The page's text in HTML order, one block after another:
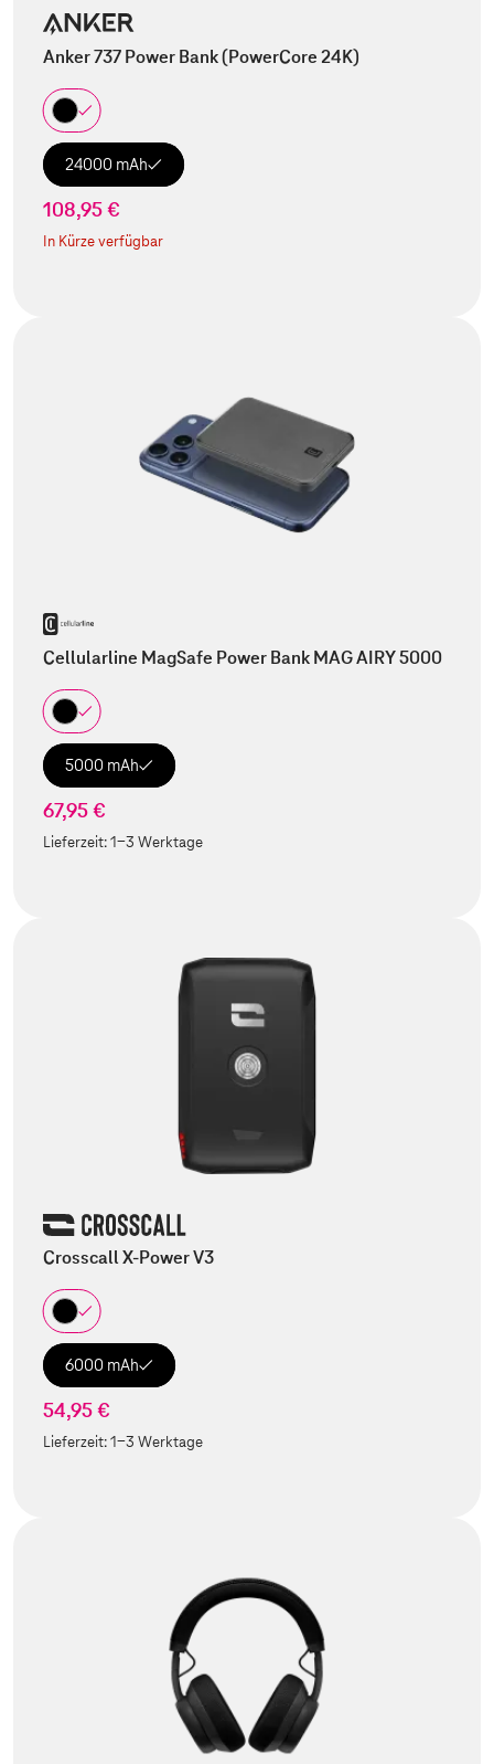
Anker 737 Power Bank (PowerCore 24K)
24000 mAh
108,95 €
In Kürze verfügbar
Cellularline MagSafe Power Bank MAG AIRY 5000
5000 mAh
67,95 €
Lieferzeit:1-3 Werktage
Crosscall X-Power V3
6000 mAh
54,95 €
Lieferzeit:1-3 Werktage